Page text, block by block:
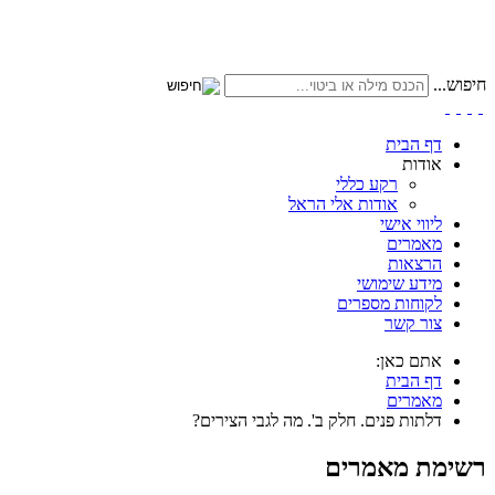
חיפוש...
דף הבית
אודות
רקע כללי
אודות אלי הראל
ליווי אישי
מאמרים
הרצאות
מידע שימושי
לקוחות מספרים
צור קשר
אתם כאן:
דף הבית
מאמרים
דלתות פנים. חלק ב'. מה לגבי הצירים?
רשימת מאמרים